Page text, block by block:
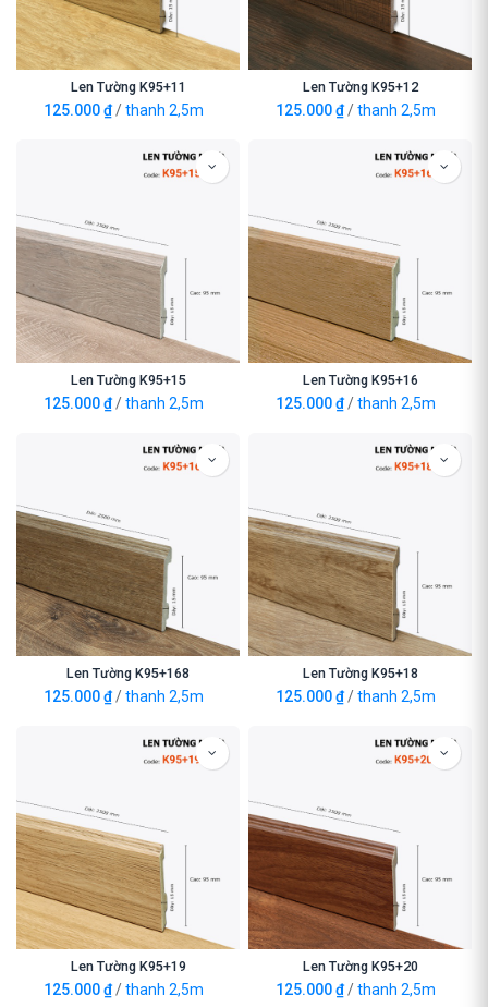
Len Tường K95+11
125.000₫/thanh 2,5m
Len Tường K95+12
125.000₫/thanh 2,5m
Len Tường K95+15
125.000₫/thanh 2,5m
Len Tường K95+16
125.000₫/thanh 2,5m
Len Tường K95+168
125.000₫/thanh 2,5m
Len Tường K95+18
125.000₫/thanh 2,5m
Len Tường K95+19
125.000₫/thanh 2,5m
Len Tường K95+20
125.000₫/thanh 2,5m